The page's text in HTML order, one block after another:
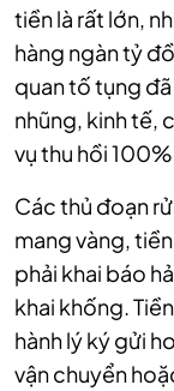
tiền là rất lớn,
hàng ngàn tỷ
quan tố tụng
nhũng, kinh tế,
vụ thu hồi
Các thủ đoạn
mang vàng,
phải khai báo
khai khống.
hành lý ký gửi
vận chuyển